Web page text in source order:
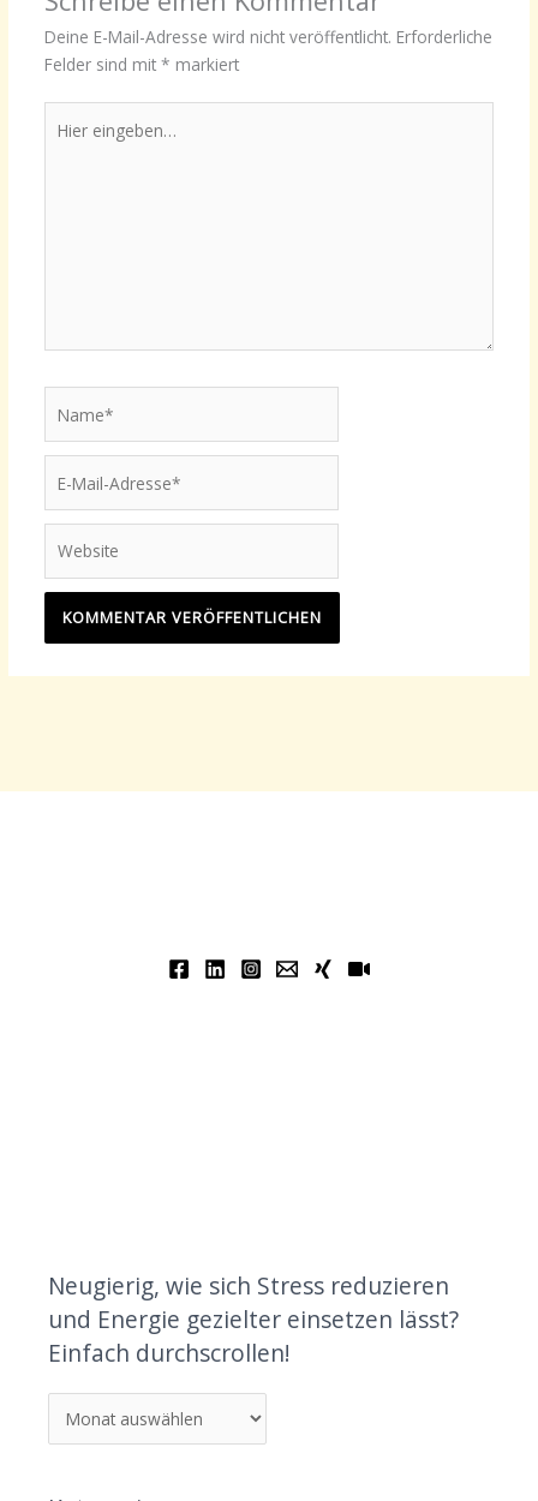
Deine E-Mail-Adresse wird nicht veröffentlicht. Erforderliche
Felder sind mit * markiert
eingeben…
Mail-
Adresse*
Neugierig, wie sich Stress reduzieren
und Energie gezielter einsetzen lässt?
Einfach durchscrollen!